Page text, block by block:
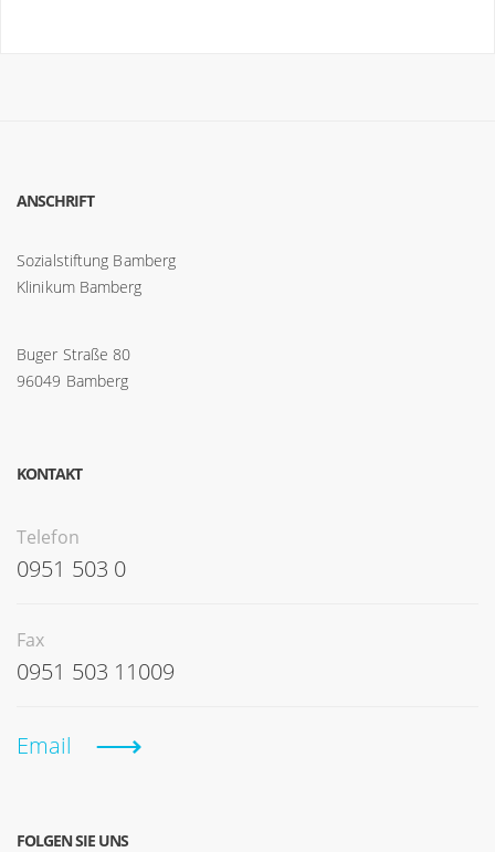
ANSCHRIFT
Sozialstiftung Bamberg
Klinikum Bamberg
Buger Straße 80
96049 Bamberg
KONTAKT
Telefon
0951 503 0
Fax
0951 503 11009
Email
FOLGEN SIE UNS